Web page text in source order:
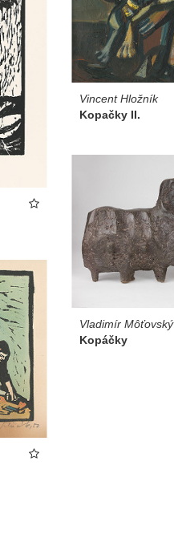
Vincent Hložník
Kopačky II.
Vladimír Môťovský
Kopáčky